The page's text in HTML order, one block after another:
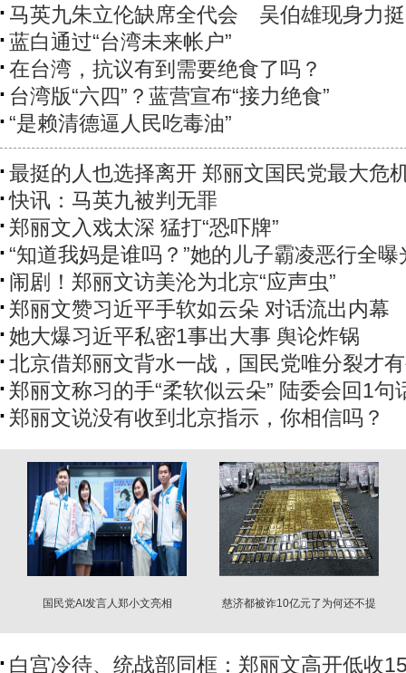
马英九朱立伦缺席全代会 吴伯雄现身力挺
蓝白通过“台湾未来帐户”
在台湾，抗议有到需要绝食了吗？
台湾版“六四”？蓝营宣布“接力绝食”
“是赖清德逼人民吃毒油”
最挺的人也选择离开 郑丽文国民党最大危
快讯：马英九被判无罪
郑丽文入戏太深 猛打“恐吓牌”
“知道我妈是谁吗？”她的儿子霸凌恶行全曝
闹剧！郑丽文访美沦为北京“应声虫”
郑丽文赞习近平手软如云朵 对话流出内幕
她大爆习近平私密1事出大事 舆论炸锅
北京借郑丽文背水一战，国民党唯分裂才
郑丽文称习的手“柔软似云朵” 陆委会回1句
郑丽文说没有收到北京指示，你相信吗？
国民党AI发言人郑小文亮相
慈济都被诈10亿元了为何还不提
白宫冷待、统战部同框：郑丽文高开低收